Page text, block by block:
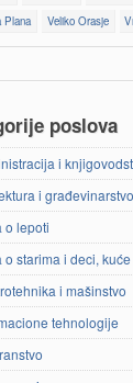
Plana
Veliko Orasje
poslova
i
i građevinarstvo
o lepoti
o starima i deci, kuće
i mašinstvo
tehnologije